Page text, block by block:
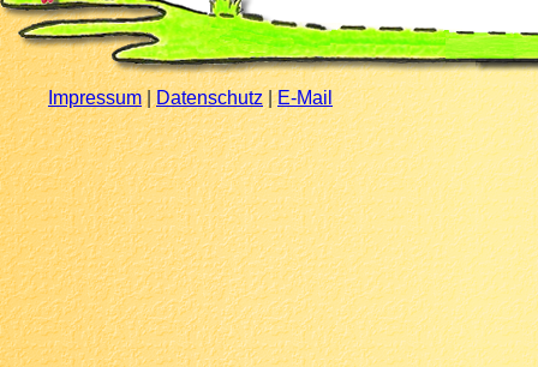
Impressum | Datenschutz | E-Mail